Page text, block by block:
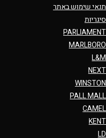
תנאי שימוש באתר
סיגריות
PARLIAMENT
MARLBORO
L&M
NEXT
WINSTON
PALL MALL
CAMEL
KENT
LD